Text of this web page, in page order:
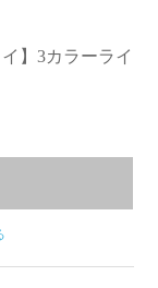
イ】3カラーライ